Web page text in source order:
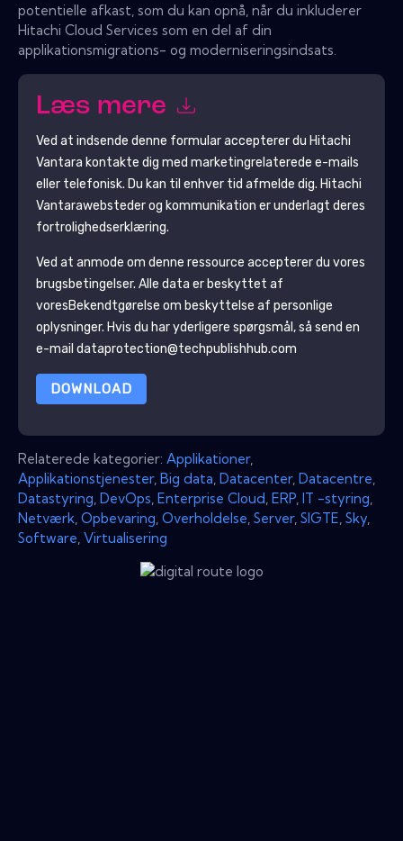
potentielle afkast, som du kan opnå, når du inkluderer
Hitachi Cloud Services som en del af din
applikationsmigrations- og moderniseringsindsats.
Læs mere
Ved at indsende denne formular accepterer du Hitachi
Vantara kontakte dig med marketingrelaterede e-mails
eller telefonisk. Du kan til enhver tid afmelde dig. Hitachi
Vantarawebsteder og kommunikation er underlagt deres
fortrolighedserklæring.
Ved at anmode om denne ressource accepterer du vores
brugsbetingelser. Alle data er beskyttet af
voresBekendtgørelse om beskyttelse af personlige
oplysninger. Hvis du har yderligere spørgsmål, så send en
e-mail dataprotection@techpublishhub.com
DOWNLOAD
Relaterede kategorier: Applikationer,
Applikationstjenester, Big data Datacenter, Datacentre
Datastyring DevOps Enterprise Cloud ERP IT -styring
Netværk Opbevaring Overholdelse Server, SIGTE Sky
Software Virtualisering